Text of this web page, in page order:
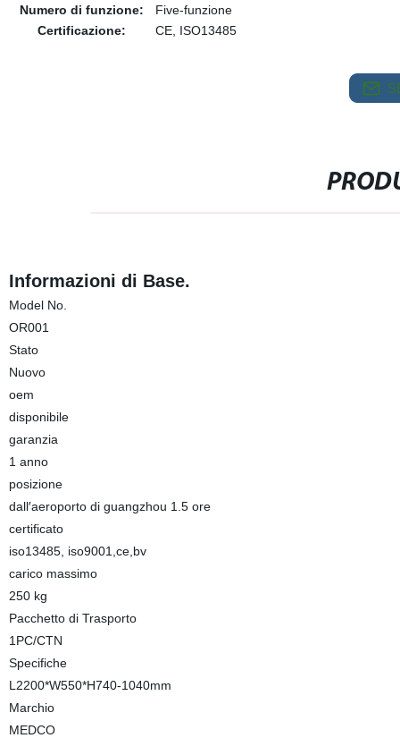
Numero di funzione:
Five-funzione
Certificazione:
CE, ISO13485
Informazioni di Base.
Model No.
OR001
Stato
Nuovo
oem
disponibile
garanzia
1 anno
posizione
dall′aeroporto di guangzhou 1.5 ore
certificato
iso13485, iso9001,ce,bv
carico massimo
250 kg
Pacchetto di Trasporto
1PC/CTN
Specifiche
L2200*W550*H740-1040mm
Marchio
MEDCO